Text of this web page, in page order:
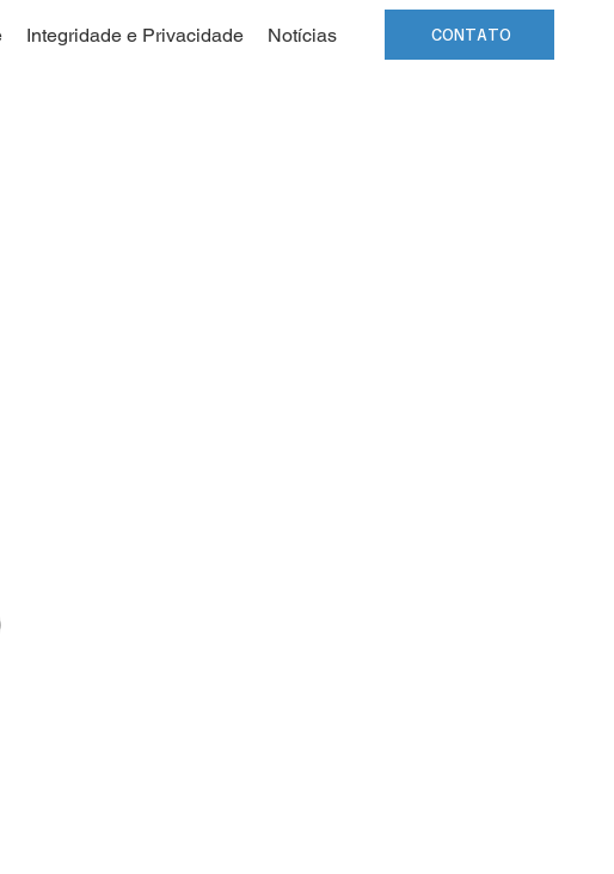
Integridade e Privacidade Notícias CONTATO